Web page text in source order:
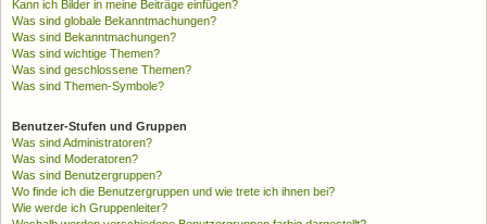
Kann ich Bilder in meine Beiträge einfügen?
Was sind globale Bekanntmachungen?
Was sind Bekanntmachungen?
Was sind wichtige Themen?
Was sind geschlossene Themen?
Was sind Themen-Symbole?
Benutzer-Stufen und Gruppen
Was sind Administratoren?
Was sind Moderatoren?
Was sind Benutzergruppen?
Wo finde ich die Benutzergruppen und wie trete ich ihnen bei?
Wie werde ich Gruppenleiter?